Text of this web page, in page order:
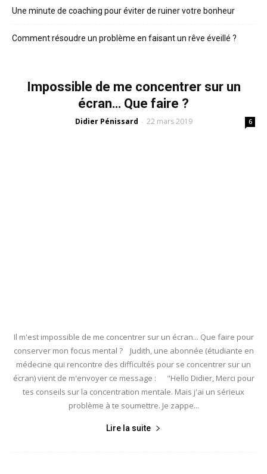
Une minute de coaching pour éviter de ruiner votre bonheur
Comment résoudre un problème en faisant un rêve éveillé ?
Impossible de me concentrer sur un
écran… Que faire ?
Didier Pénissard - 22 mars 2019 6
Il m'est impossible de me concentrer sur un écran... Que faire pour
conserver mon focus mental ? Judith, une abonnée (étudiante en
médecine qui rencontre des difficultés pour se concentrer sur un
écran) vient de m'envoyer ce message : "Hello Didier, Merci pour
tes conseils sur la concentration mentale. Mais j'ai un sérieux
problème à te soumettre. Je zappe...
Lire la suite